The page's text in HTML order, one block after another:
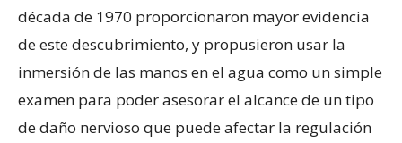
década de 1970 proporcionaron mayor evidencia
de este descubrimiento, y propusieron usar la
inmersión de las manos en el agua como un simple
examen para poder asesorar el alcance de un tipo
de daño nervioso que puede afectar la regulación